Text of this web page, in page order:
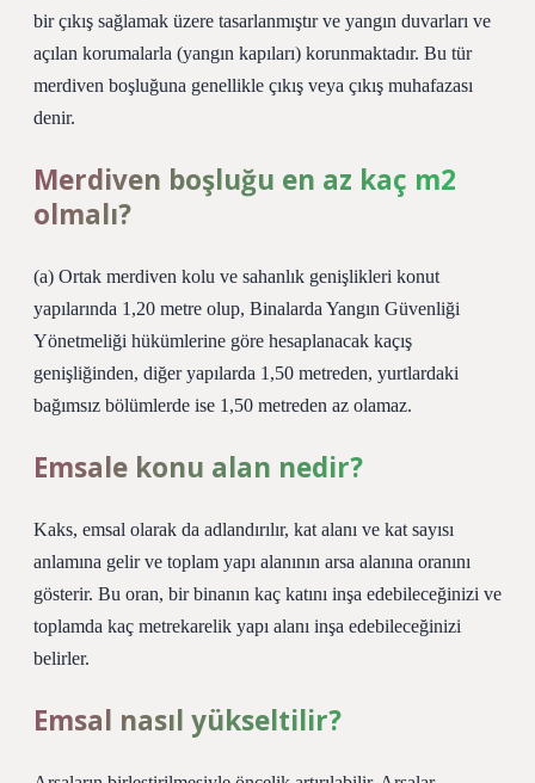
bir çıkış sağlamak üzere tasarlanmıştır ve yangın duvarları ve
açılan korumalarla (yangın kapıları) korunmaktadır. Bu tür
merdiven boşluğuna genellikle çıkış veya çıkış muhafazası
denir.
Merdiven boşluğu en az kaç m2
olmalı?
(a) Ortak merdiven kolu ve sahanlık genişlikleri konut
yapılarında 1,20 metre olup, Binalarda Yangın Güvenliği
Yönetmeliği hükümlerine göre hesaplanacak kaçış
genişliğinden, diğer yapılarda 1,50 metreden, yurtlardaki
bağımsız bölümlerde ise 1,50 metreden az olamaz.
Emsale konu alan nedir?
Kaks, emsal olarak da adlandırılır, kat alanı ve kat sayısı
anlamına gelir ve toplam yapı alanının arsa alanına oranını
gösterir. Bu oran, bir binanın kaç katını inşa edebileceğinizi ve
toplamda kaç metrekarelik yapı alanı inşa edebileceğinizi
belirler.
Emsal nasıl yükseltilir?